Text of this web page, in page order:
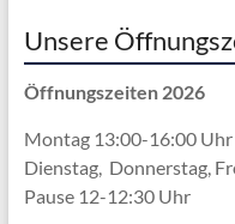
Unsere
Öffnungszeiten 2026
Montag 13:00-16:00 Uhr
Dienstag, Donnerstag,
Pause 12-12:30 Uhr